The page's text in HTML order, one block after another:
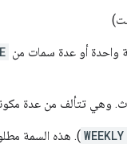
واحدة أو عدة سمات من
وهي تتألف من عدة
WEEKLY ). هذه السمة